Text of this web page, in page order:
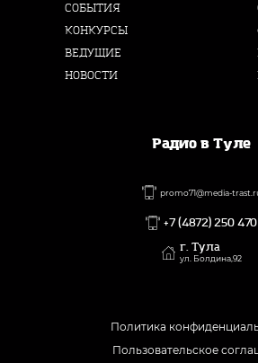
СОБЫТИЯ
КОНКУРСЫ
ВЕДУЩИЕ
НОВОСТИ
Радио в Туле
promo71@media-
+7 (4872) 250 470
г. Тула
ул. Болдина,92
Политика
Пользовательское